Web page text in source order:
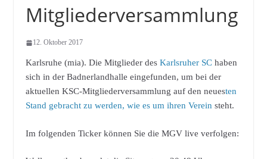
Mitgliederversammlung
12. Oktober 2017
Karlsruhe (mia). Die Mitglieder des Karlsruher SChaben
sich in der Badnerlandhalle eingefunden, um bei der
aktuellen KSC-Mitgliederversammlung auf den neuesten
Stand gebracht zu werden, wie es um ihren Verein steht.
Im folgenden Ticker können Sie die MGV live verfolgen: